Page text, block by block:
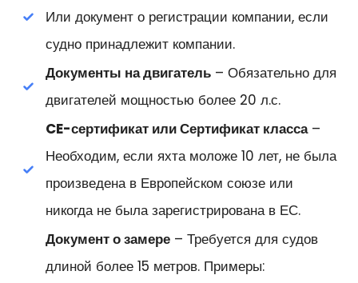
Или документ о регистрации компании, если
судно принадлежит компании.
Документы на двигатель – Обязательно для
двигателей мощностью более 20 л.с.
CE-сертификат или Сертификат класса–
Необходим, если яхта моложе 10 лет, не была
произведена в Европейском союзе или
никогда не была зарегистрирована в ЕС.
Документ о замере – Требуется для судов
длиной более 15 метров. Примеры: